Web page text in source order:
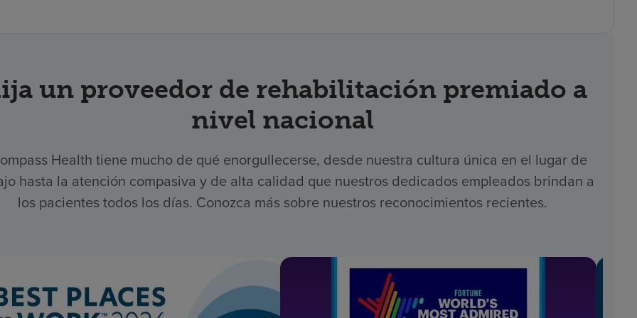
un proveedor de rehabilitación premiado a
nivel nacional
Health tiene mucho de qué enorgullecerse, desde nuestra cultura única en el lugar de
hasta la atención compasiva y de alta calidad que nuestros dedicados empleados brindan a
los pacientes todos los días. Conozca más sobre nuestros reconocimientos recientes.